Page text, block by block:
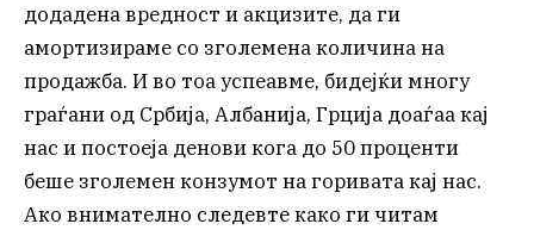
додадена вредност и акцизите, да ги
амортизираме со зголемена количина на
продажба. И во тоа успеавме, бидејќи многу
граѓани од Србија, Албанија, Грција доаѓаа кај
нас и постоеја денови кога до 50 проценти
беше зголемен конзумот на горивата кај нас.
Ако внимателно следевте како ги читам